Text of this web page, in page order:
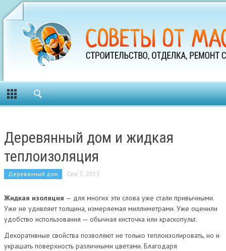
Деревянный дом и жидкая
теплоизоляция
Деревянный дом Сен 7, 2013
Жидкая изоляция — для многих эти слова уже стали привычными.
Уже не удивляет толщина, измеряемая миллиметрами. Уже оценили
удобство использования — обычная кисточка или краскопульт.
Декоративные свойства позволяют не только теплоизолировать, но и
украшать поверхность различными цветами. Благодаря